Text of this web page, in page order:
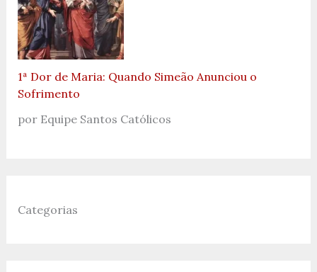
1ª Dor de Maria: Quando Simeão Anunciou o
Sofrimento
por Equipe Santos Católicos
Categorias